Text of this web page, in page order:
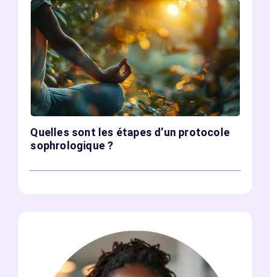
Quelles sont les étapes d’un protocole
sophrologique ?